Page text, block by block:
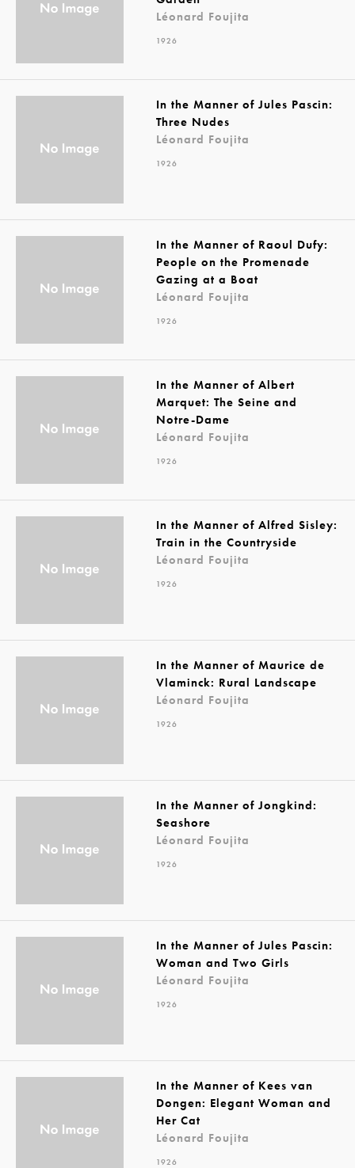
Léonard Foujita
1926
In the Manner of Jules Pascin:
Three Nudes
Léonard Foujita
1926
In the Manner of Raoul Dufy:
People on the Promenade
Gazing at a Boat
Léonard Foujita
1926
In the Manner of Albert
Marquet: The Seine and
Notre-Dame
Léonard Foujita
1926
In the Manner of Alfred Sisley:
Train in the Countryside
Léonard Foujita
1926
In the Manner of Maurice de
Vlaminck: Rural Landscape
Léonard Foujita
1926
In the Manner of Jongkind:
Seashore
Léonard Foujita
1926
In the Manner of Jules Pascin:
Woman and Two Girls
Léonard Foujita
1926
In the Manner of Kees van
Dongen: Elegant Woman and
Her Cat
Léonard Foujita
1926